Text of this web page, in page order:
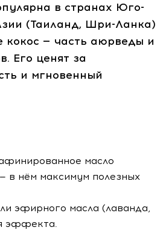
в странах Юго-
(Таиланд, Шри-Ланка)
кокос — часть аюрведы и
Его ценят за
и мгновенный
масло
в нём максимум полезных
эфирного масла (лаванда,
эффекта.